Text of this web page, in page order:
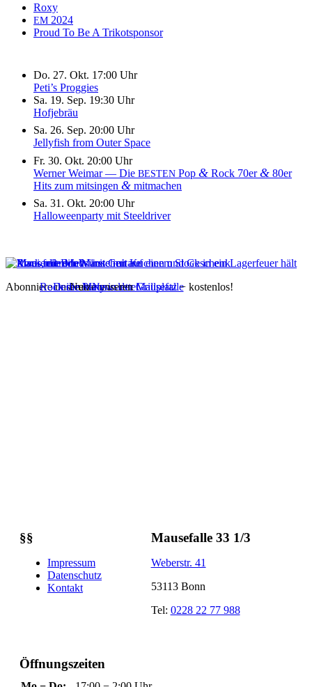
Roxy
EM 2024
Proud To Be A Trikotsponsor
Do. 27. Okt. 17:00 Uhr
Peti’s Proggies
Sa. 19. Sep. 19:30 Uhr
Hofjebräu
Sa. 26. Sep. 20:00 Uhr
Jellyfish from Outer Space
Fr. 30. Okt. 20:00 Uhr
Werner Weimar — Die BESTEN Pop & Rock 70er& 80er
Hits zum mitsingen & mitmachen
Sa. 31. Okt. 20:00 Uhr
Halloweenparty mit Steeldriver
Abonniere unserenNewsletter
Deine Party in der Mausefalle
Nutze unserenGrillplatz− kostenlos!
Rock die Maus
§§
Impressum
Datenschutz
Kontakt
Mausefalle 33 1/3
Weberstr. 41
53113 Bonn
Tel: 0228 22 77 988
Öffnungszeiten